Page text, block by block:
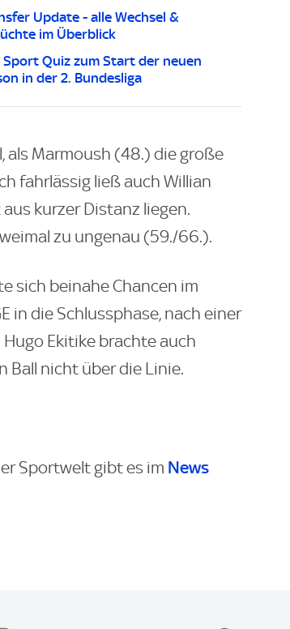
Update - alle Wechsel &
im Überblick
Sport Quiz zum Start der neuen
in der 2. Bundesliga
als Marmoush (48.) die große
fahrlässig ließ auch Willian
kurzer Distanz liegen.
zu ungenau (59./66.).
sich beinahe Chancen im
in die Schlussphase, nach einer
Ekitike brachte auch
Ball nicht über die Linie.
Sportwelt gibt es im News